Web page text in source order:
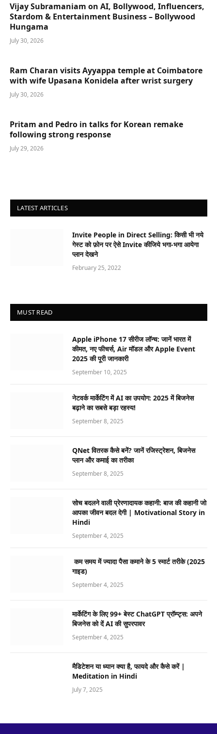
Vijay Subramaniam on AI, Bollywood, Influencers,
Stardom & Entertainment Business – Bollywood
Hungama
July 30, 2026
Ram Charan visits Ayyappa temple at Coimbatore
with wife Upasana Konidela after wrist surgery
July 30, 2026
Pritam and Pedro in talks for Korean remake
following strong response
July 29, 2026
LATEST ARTICLES
Invite People in Direct Selling: किसी भी नये
गेस्ट को फ़ोन पर ऐसे Invite कीजिये भगा-भगा आयेगा
प्लान देखने
February 25, 2022
MUST READ
Apple iPhone 17 सीरीज लॉन्च: जानें भारत में
कीमत, नए फीचर्स, Air मॉडल और Apple Event
2025 की पूरी जानकारी
September 10, 2025
नेटवर्क मार्केटिंग में AI का उपयोग: 2025 में बिजनेस
बढ़ाने का सबसे बड़ा रहस्य!
September 8, 2025
QNet वितरक कैसे बनें? जानें रजिस्ट्रेशन, बिजनेस
प्लान और कमाई का तरीका
September 8, 2025
सोच बदलने वाली प्रेरणादायक कहानी: बाज की कहानी जो
आपका जीवन बदल देगी | Motivational Story in
Hindi
September 4, 2025
कम समय में ज्यादा पैसा कमाने के 5 स्मार्ट तरीके (2025
गाइड)
September 4, 2025
मार्केटिंग के लिए 99+ बेस्ट ChatGPT प्रॉम्प्ट्स: अपने
बिजनेस को दें AI की सुपरपावर
September 4, 2025
मैडिटेशन या ध्यान क्या है, फायदे और कैसे करें |
Meditation in Hindi
July 7, 2025